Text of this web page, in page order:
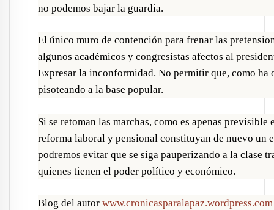
no podemos bajar la guardia.
El único muro de contención para frenar las
algunos académicos y congresistas afectos al
Expresar la inconformidad. No permitir que, como ha
pisoteando a la base popular.
Si se retoman las marchas, como es apenas
reforma laboral y pensional constituyan de nuevo un
podremos evitar que se siga pauperizando a la clase
quienes tienen el poder político y económico.
Blog del autor www.cronicasparalapaz.wordpress.com